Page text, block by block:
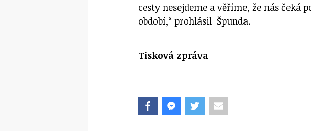
cesty nesejdeme a věříme, že nás čeká
období,“ prohlásil Špunda.
Tisková zpráva